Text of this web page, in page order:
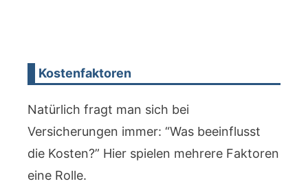
Kostenfaktoren
Natürlich fragt man sich bei
Versicherungen immer: “Was beeinflusst
die Kosten?” Hier spielen mehrere Faktoren
eine Rolle.